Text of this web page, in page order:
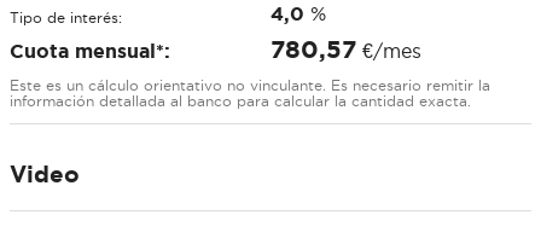
Tipo de interés: 4,0 %
Cuota mensual*:
780,57 €/mes
Este es un cálculo orientativo no vinculante. Es necesario remitir la
información detallada al banco para calcular la cantidad exacta.
Video